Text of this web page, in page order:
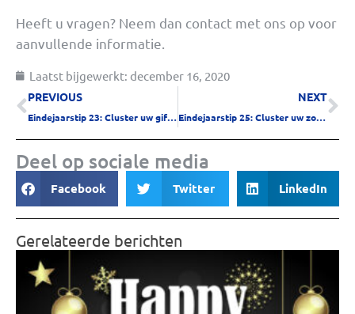
Heeft u vragen? Neem dan contact met ons op voor
aanvullende informatie.
Laatst bijgewerkt: december 16, 2020
PREVIOUS
Eindejaarstip 23: Cluster uw giften
NEXT
Eindejaarstip 25: Cluster uw zorgkosten
Deel op sociale media
Facebook Twitter LinkedIn
Gerelateerde berichten